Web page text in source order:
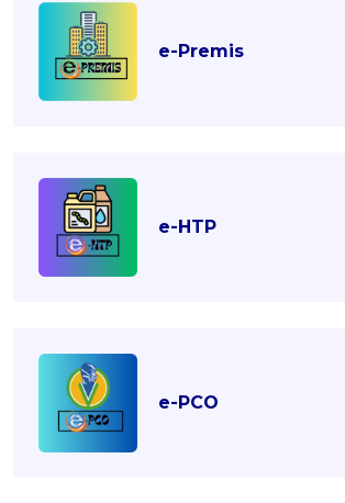
e-Premis
e-HTP
e-PCO